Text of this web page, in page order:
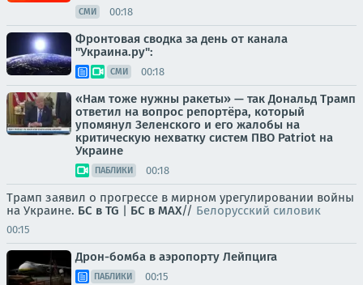
СМИ 00:18
Фронтовая сводка за день от канала
"Украина.ру":
СМИ 00:18
«Нам тоже нужны ракеты» — так Дональд Трамп
ответил на вопрос репортёра, который
упомянул Зеленского и его жалобы на
критическую нехватку систем ПВО Patriot на
Украине
ПАБЛИКИ 00:18
Трамп заявил о прогрессе в мирном урегулировании войны
на Украине. БС в TG | БС в МАХ// Белорусский силовик
00:15
Дрон-бомба в аэропорту Лейпцига
ПАБЛИКИ 00:15